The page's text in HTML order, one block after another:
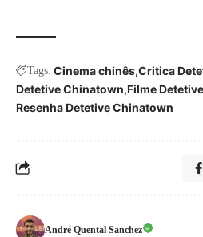
Tags: Cinema chinês Critica
Detetive Chinatown Filme
Resenha Detetive Chinatown
André Quental Sanchez